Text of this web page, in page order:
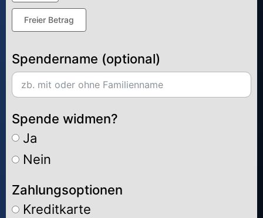
Freier Betrag
Spendername (optional)
Spende widmen?
Ja
Nein
Zahlungsoptionen
Kreditkarte